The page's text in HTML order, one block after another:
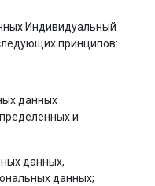
Индивидуальный
принципов:
данных
и
данных,
данных;